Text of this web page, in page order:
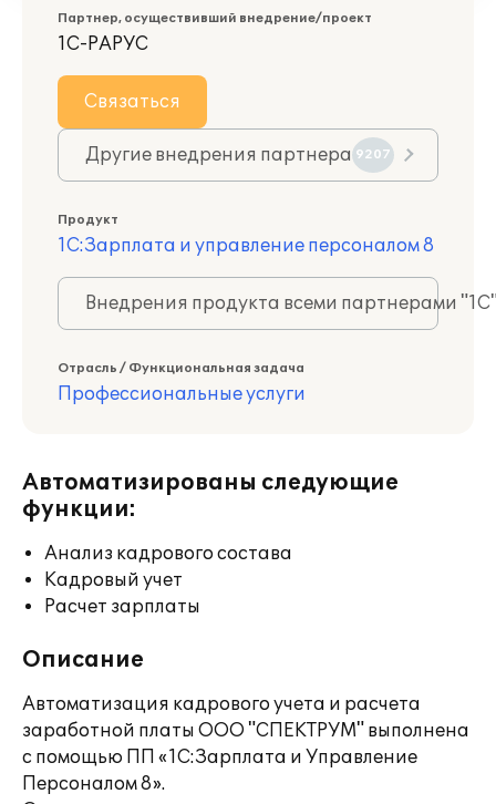
Партнер, осуществивший внедрение/проект
1С-РАРУС
Связаться
Другие внедрения партнера 9207
Продукт
1С:Зарплата и управление персоналом 8
Внедрения продукта всеми партнерами
Отрасль / Функциональная задача
Профессиональные услуги
Автоматизированы следующие
функции:
Анализ кадрового состава
Кадровый учет
Расчет зарплаты
Описание
Автоматизация кадрового учета и расчета
заработной платы ООО "СПЕКТРУМ" выполнена
с помощью ПП «1С:Зарплата и Управление
Персоналом 8».